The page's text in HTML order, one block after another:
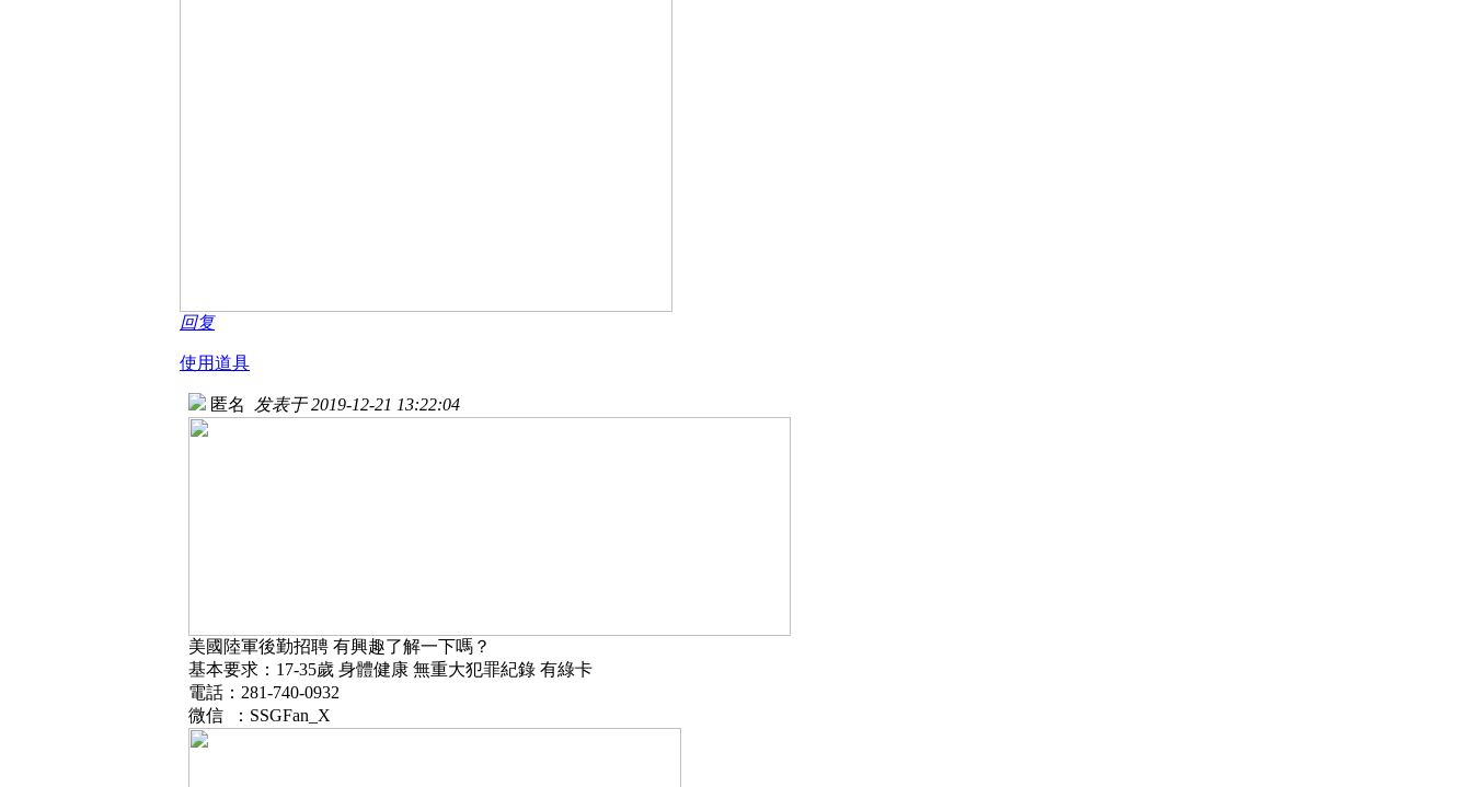
回复
使用道具
匿名 发表于 2019-12-21 13:22:04
美國陸軍後勤招聘 有興趣了解一下嗎？
基本要求：17-35歲 身體健康 無重大犯罪紀錄 有綠卡
電話：281-740-0932
微信 ：SSGFan_X